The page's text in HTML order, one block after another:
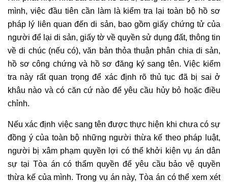
mình, việc đầu tiên cần làm là kiểm tra lại toàn bộ hồ sơ
pháp lý liên quan đến di sản, bao gồm giấy chứng tử của
người để lại di sản, giấy tờ về quyền sử dụng đất, thông tin
về di chúc (nếu có), văn bản thỏa thuận phân chia di sản,
hồ sơ công chứng và hồ sơ đăng ký sang tên. Việc kiểm
tra này rất quan trọng để xác định rõ thủ tục đã bị sai ở
khâu nào và có căn cứ nào để yêu cầu hủy bỏ hoặc điều
chỉnh.
Nếu xác định việc sang tên được thực hiện khi chưa có sự
đồng ý của toàn bộ những người thừa kế theo pháp luật,
người bị xâm phạm quyền lợi có thể khởi kiện vụ án dân
sự tại Tòa án có thẩm quyền để yêu cầu bảo vệ quyền
thừa kế của mình. Trong vụ án này, Tòa án có thể xem xét